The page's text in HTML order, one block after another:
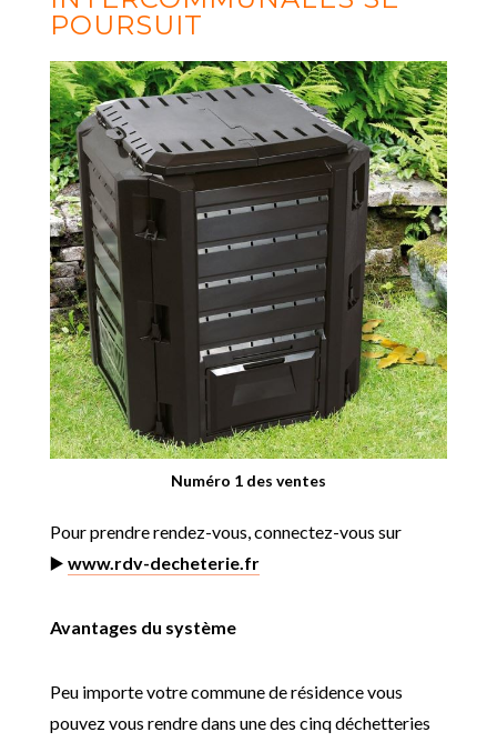
POURSUIT
Numéro 1 des ventes
Pour prendre rendez-vous, connectez-vous sur
▶️ www.rdv-decheterie.fr
Avantages du système
Peu importe votre commune de résidence vous
pouvez vous rendre dans une des cinq déchetteries